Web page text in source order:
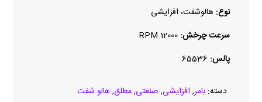
نوع: هالوشفت، افزایشی
سرعت چرخش: 12000 RPM
پالس:
دسته:بامر, افزایشی, صنعتی,مطلق,هالو شفت